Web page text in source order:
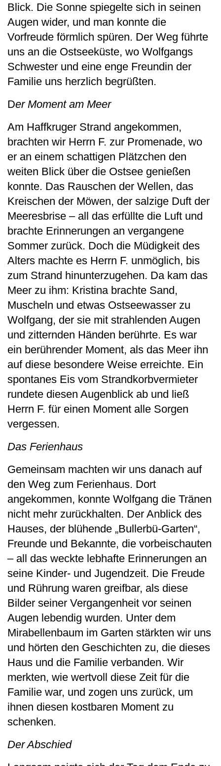
Blick. Die Sonne spiegelte sich in seinen
Augen wider, und man konnte die
Vorfreude förmlich spüren. Der Weg führte
uns an die Ostseeküste, wo Wolfgangs
Schwester und eine enge Freundin der
Familie uns herzlich begrüßten.
Der Moment am Meer
Am Haffkruger Strand angekommen,
brachten wir Herrn F. zur Promenade, wo
er an einem schattigen Plätzchen den
weiten Blick über die Ostsee genießen
konnte. Das Rauschen der Wellen, das
Kreischen der Möwen, der salzige Duft der
Meeresbrise – all das erfüllte die Luft und
brachte Erinnerungen an vergangene
Sommer zurück. Doch die Müdigkeit des
Alters machte es Herrn F. unmöglich, bis
zum Strand hinunterzugehen. Da kam das
Meer zu ihm: Kristina brachte Sand,
Muscheln und etwas Ostseewasser zu
Wolfgang, der sie mit strahlenden Augen
und zitternden Händen berührte. Es war
ein berührender Moment, als das Meer ihn
auf diese besondere Weise erreichte. Ein
spontanes Eis vom Strandkorbvermieter
rundete diesen Augenblick ab und ließ
Herrn F. für einen Moment alle Sorgen
vergessen.
Das Ferienhaus
Gemeinsam machten wir uns danach auf
den Weg zum Ferienhaus. Dort
angekommen, konnte Wolfgang die Tränen
nicht mehr zurückhalten. Der Anblick des
Hauses, der blühende „Bullerbü-Garten“,
Freunde und Bekannte, die vorbeischauten
– all das weckte lebhafte Erinnerungen an
seine Kinder- und Jugendzeit. Die Freude
und Rührung waren greifbar, als diese
Bilder seiner Vergangenheit vor seinen
Augen lebendig wurden. Unter dem
Mirabellenbaum im Garten stärkten wir uns
und hörten den Geschichten zu, die dieses
Haus und die Familie verbanden. Wir
merkten, wie wertvoll diese Zeit für die
Familie war, und zogen uns zurück, um
ihnen diesen kostbaren Moment zu
schenken.
Der Abschied